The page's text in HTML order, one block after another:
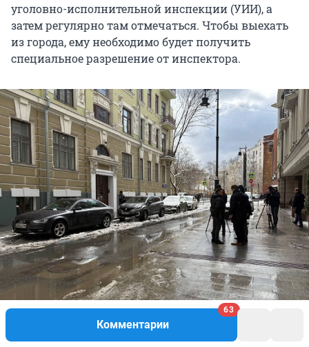
Комментарии
63
уголовно-исполнительной инспекции (УИИ), а
затем регулярно там отмечаться. Чтобы выехать
из города, ему необходимо будет получить
специальное разрешение от инспектора.
Журналисты теперь штурмуют квартиру Ефремова в Плотниковом
переулке